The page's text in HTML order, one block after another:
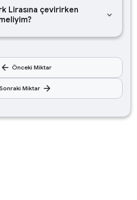
Lirasına çevirirken
keyboard_arrow_down
arrow_back Önceki Miktar
Sonraki Miktar arrow_forward